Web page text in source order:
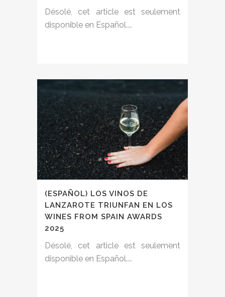
Désolé, cet article est seulement
disponible en Español....
(ESPAÑOL) LOS VINOS DE
LANZAROTE TRIUNFAN EN LOS
WINES FROM SPAIN AWARDS
2025
Désolé, cet article est seulement
disponible en Español....